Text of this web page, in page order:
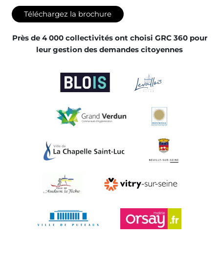
Téléchargez la brochure
Près de 4 000 collectivités ont choisi GRC 360 pour
leur gestion des demandes citoyennes